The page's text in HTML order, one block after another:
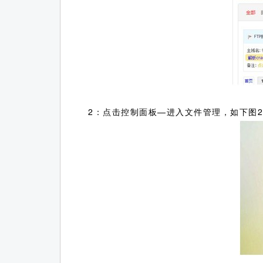
2：点击控制面板—进入文件管理，如下图